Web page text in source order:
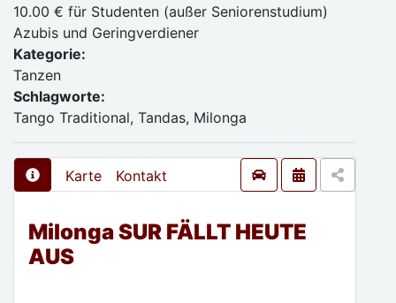
10.00 € für Studenten (außer Seniorenstudium)
Azubis und Geringverdiener
Kategorie:
Tanzen
Schlagworte:
Tango Traditional, Tandas, Milonga
Karte Kontakt
Milonga SUR FÄLLT HEUTE
AUS